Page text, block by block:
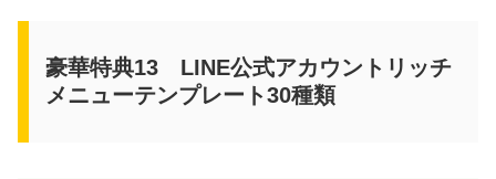
豪華特典13 LINE公式アカウントリッチ
メニューテンプレート30種類